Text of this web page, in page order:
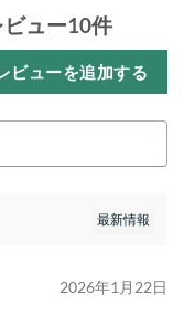
ュー10件
ビューを追加する
2026年1月22日